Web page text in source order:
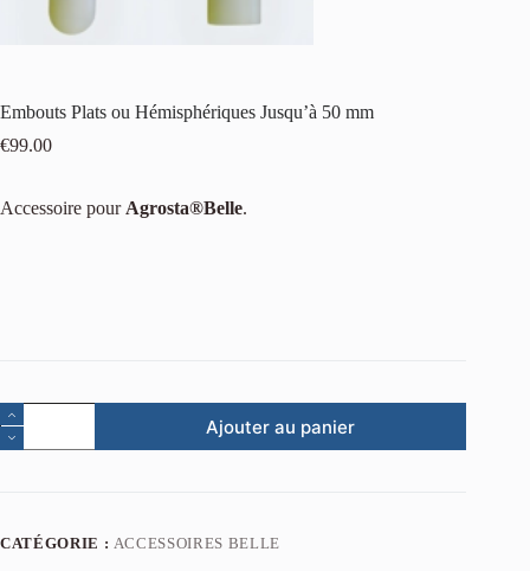
Embouts Plats ou Hémisphériques Jusqu’à 50 mm
€99.00
Accessoire pour Agrosta®Belle.
Ajouter au panier
CATÉGORIE : ACCESSOIRES BELLE